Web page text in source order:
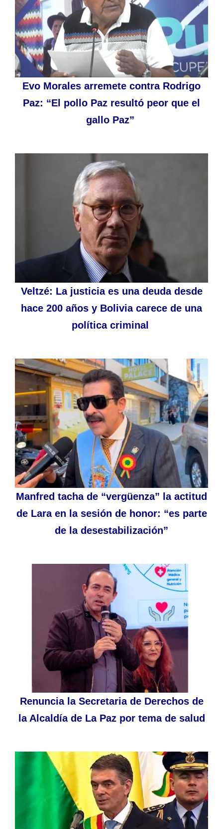
Evo Morales arremete contra Rodrigo
Paz: “El pollo Paz resultó peor que el
gallo Paz”
Veltzé: La justicia es una deuda desde
hace 200 años y Bolivia carece de una
política criminal
Manfred tacha de “vergüenza” la actitud
de Lara en la sesión de honor: “es parte
de la desestabilización”
Renuncia la Secretaria de Derechos de
la Alcaldía de La Paz por tema de salud